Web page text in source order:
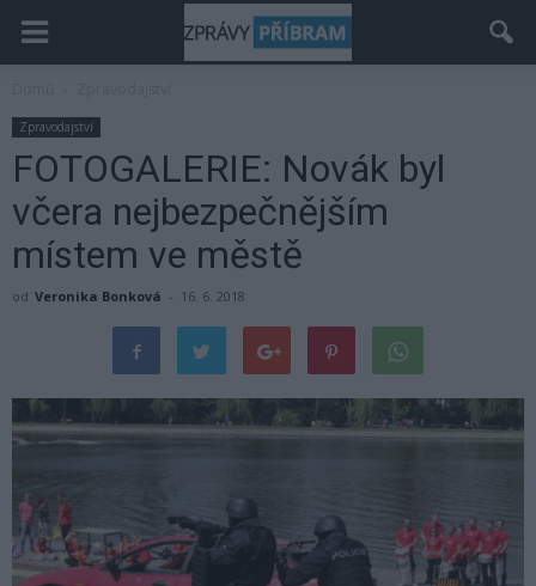
Zpravodajství
FOTOGALERIE: Novák byl
včera nejbezpečnějším
místem ve městě
od Veronika Bonková - 16. 6. 2018